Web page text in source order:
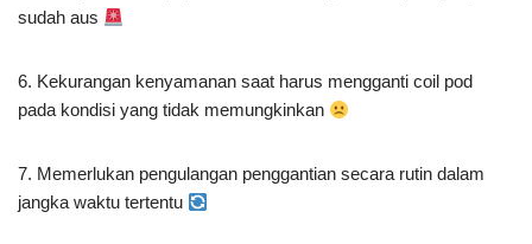
sudah aus
6. Kekurangan kenyamanan saat harus mengganti coil pod
pada kondisi yang tidak memungkinkan
7. Memerlukan pengulangan penggantian secara rutin dalam
jangka waktu tertentu